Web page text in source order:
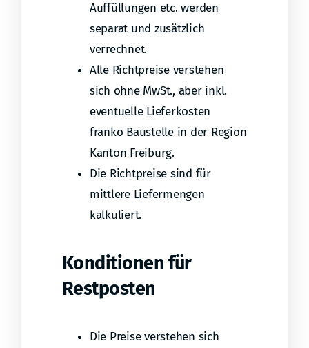
Auffüllungen etc. werden
separat und zusätzlich
verrechnet.
Alle Richtpreise verstehen
sich ohne MwSt., aber inkl.
eventuelle Lieferkosten
franko Baustelle in der Region
Kanton Freiburg.
Die Richtpreise sind für
mittlere Liefermengen
kalkuliert.
Konditionen für
Restposten
Die Preise verstehen sich